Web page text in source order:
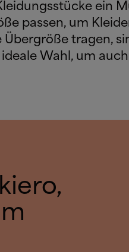
ein
passen, um
Übergröße tragen,
Wahl, um